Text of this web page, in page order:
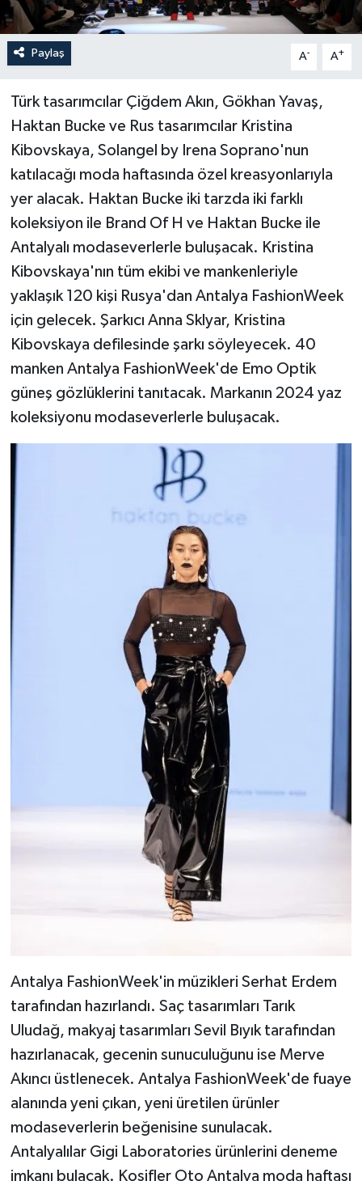
Paylaş A- A+
Türk tasarımcılar Çiğdem Akın, Gökhan Yavaş,
Haktan Bucke ve Rus tasarımcılar Kristina
Kibovskaya, Solangel by Irena Soprano'nun
katılacağı moda haftasında özel kreasyonlarıyla
yer alacak. Haktan Bucke iki tarzda iki farklı
koleksiyon ile Brand Of H ve Haktan Bucke ile
Antalyalı modaseverlerle buluşacak. Kristina
Kibovskaya'nın tüm ekibi ve mankenleriyle
yaklaşık 120 kişi Rusya'dan Antalya FashionWeek
için gelecek. Şarkıcı Anna Sklyar, Kristina
Kibovskaya defilesinde şarkı söyleyecek. 40
manken Antalya FashionWeek'de Emo Optik
güneş gözlüklerini tanıtacak. Markanın 2024 yaz
koleksiyonu modaseverlerle buluşacak.
Antalya FashionWeek'in müzikleri Serhat Erdem
tarafından hazırlandı. Saç tasarımları Tarık
Uludağ, makyaj tasarımları Sevil Bıyık tarafından
hazırlanacak, gecenin sunuculuğunu ise Merve
Akıncı üstlenecek. Antalya FashionWeek'de fuaye
alanında yeni çıkan, yeni üretilen ürünler
modaseverlerin beğenisine sunulacak.
Antalyalılar Gigi Laboratories ürünlerini deneme
imkanı bulacak. Kosifler Oto Antalya moda haftası
Spor